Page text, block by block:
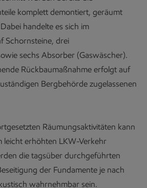
komplett demontiert, geräumt
handelte es sich im
Schornsteine, drei
sechs Absorber (Gaswäscher).
Rückbaumaßnahme erfolgt auf
Bergbehörde zugelassenen
Räumungsaktivitäten kann
leicht erhöhten LKW-Verkehr
die tagsüber durchgeführten
der Fundamente je nach
wahrnehmbar sein.